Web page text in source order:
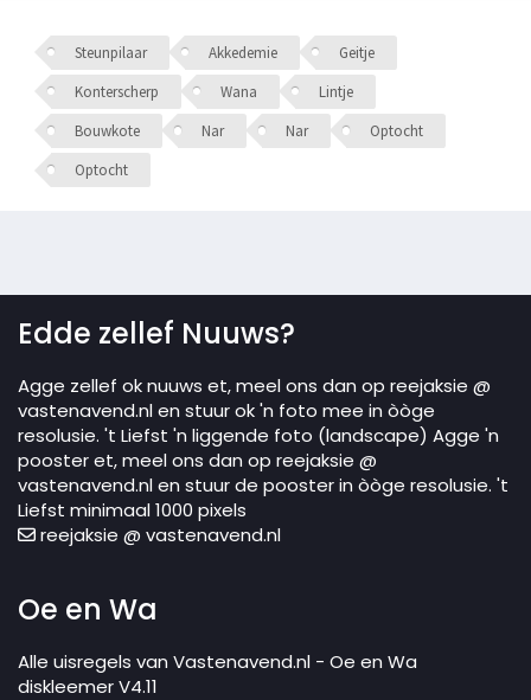
Steunpilaar Akkedemie
Geitje
Konterscherp
Wana
Lintje
Bouwkote
Nar Nar
Optocht
Optocht
Edde zellef Nuuws?
Agge zellef ok nuuws et, meel ons dan op reejaksie @
vastenavend.nl en stuur ok 'n foto mee in òòge
resolusie. 't Liefst 'n liggende foto (landscape) Agge 'n
pooster et, meel ons dan op reejaksie @
vastenavend.nl en stuur de pooster in òòge resolusie. 't
Liefst minimaal 1000 pixels
reejaksie @ vastenavend.nl
Oe en Wa
Alle uisregels van Vastenavend.nl - Oe en Wa
diskleemer V4.11